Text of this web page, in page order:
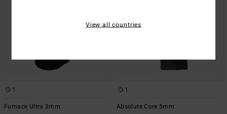
1
Furnace Ultra 3mm
1
Absolute Core 5mm
View all countries